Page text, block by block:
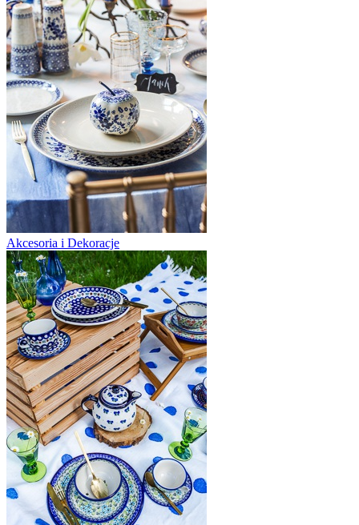
Akcesoria i Dekoracje